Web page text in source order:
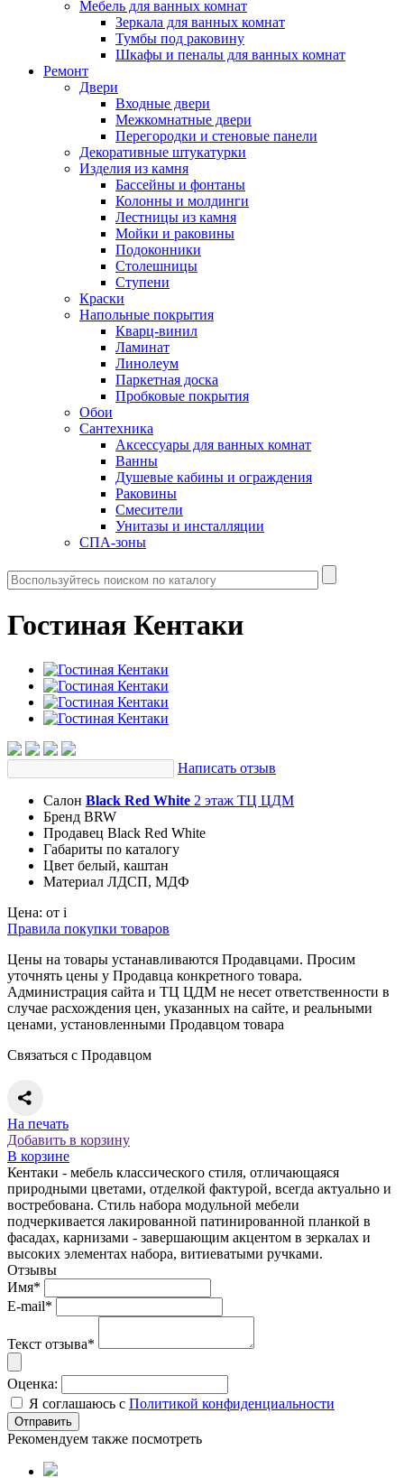
Мебель для ванных комнат
Зеркала для ванных комнат
Тумбы под раковину
Шкафы и пеналы для ванных комнат
Ремонт
Двери
Входные двери
Межкомнатные двери
Перегородки и стеновые панели
Декоративные штукатурки
Изделия из камня
Бассейны и фонтаны
Колонны и молдинги
Лестницы из камня
Мойки и раковины
Подоконники
Столешницы
Ступени
Краски
Напольные покрытия
Кварц-винил
Ламинат
Линолеум
Паркетная доска
Пробковые покрытия
Обои
Сантехника
Аксессуары для ванных комнат
Ванны
Душевые кабины и ограждения
Раковины
Смесители
Унитазы и инсталляции
СПА-зоны
Гостиная Кентаки
Написать отзыв
Салон Black Red White 2 этаж ТЦ ЦДМ
Бренд BRW
Продавец Black Red White
Габариты по каталогу
Цвет белый, каштан
Материал ЛДСП, МДФ
Цена: от i
Правила покупки товаров
Цены на товары устанавливаются Продавцами. Просим
уточнять цены у Продавца конкретного товара.
Администрация сайта и ТЦ ЦДМ не несет ответственности в
случае расхождения цен, указанных на сайте, и реальными
ценами, установленными Продавцом товара
Связаться с Продавцом
На печать
Добавить в корзину
В корзине
Кентаки - мебель классического стиля, отличающаяся
природными цветами, отделкой фактурой, всегда актуально и
востребована. Стиль набора модульной мебели
подчеркивается лакированной патинированной планкой в
фасадах, карнизами - завершающим акцентом в зеркалах и
высоких элементах набора, витиеватыми ручками.
Отзывы
Имя*
E-mail*
Текст отзыва*
Оценка:
Я соглашаюсь с Политикой конфиденциальности
Рекомендуем также посмотреть